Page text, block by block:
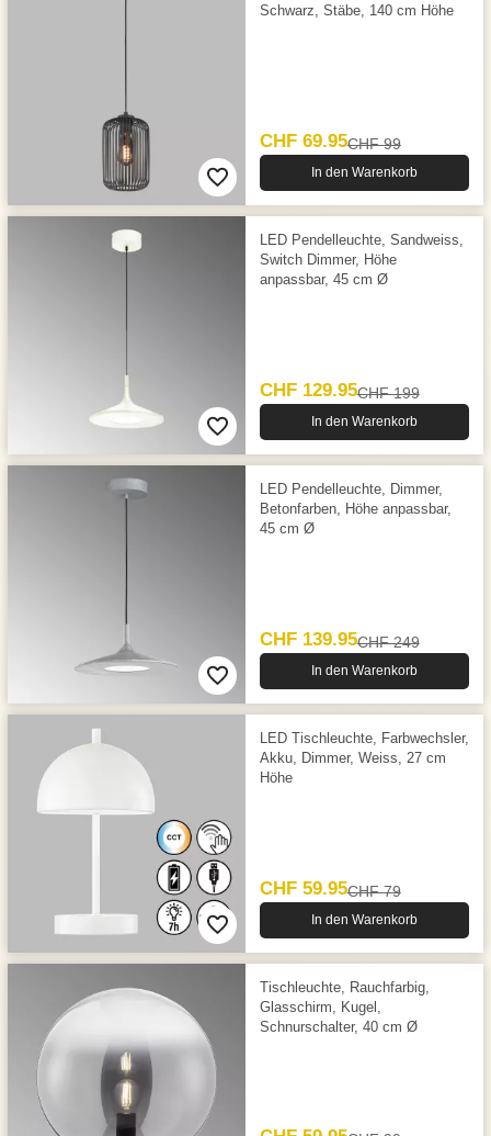
Schwarz, Stäbe, 140 cm Höhe
CHF 69.95CHF 99
In den Warenkorb
LED Pendelleuchte, Sandweiss,
Switch Dimmer, Höhe
anpassbar, 45 cm Ø
CHF 129.95CHF 199
In den Warenkorb
LED Pendelleuchte, Dimmer,
Betonfarben, Höhe anpassbar,
45 cm Ø
CHF 139.95CHF 249
In den Warenkorb
LED Tischleuchte, Farbwechsler,
Akku, Dimmer, Weiss, 27 cm
Höhe
CHF 59.95CHF 79
In den Warenkorb
Tischleuchte, Rauchfarbig,
Glasschirm, Kugel,
Schnurschalter, 40 cm Ø